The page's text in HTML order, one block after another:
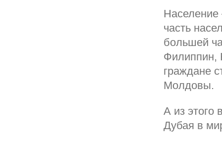
часть
большей
Филиппин,
граждане
Молдовы.
А из этого
Дубая в